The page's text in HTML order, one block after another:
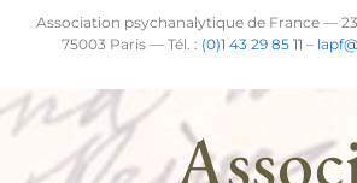
Association psychanalytique de France —
75003 Paris — Tél. : (0)1 43 29 85 11 –